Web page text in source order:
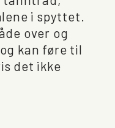
i spyttet.
over og
kan føre til
det ikke